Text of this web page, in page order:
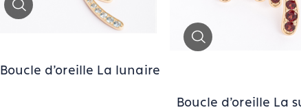
Boucle d'oreille La lunaire
Boucle d'oreille La